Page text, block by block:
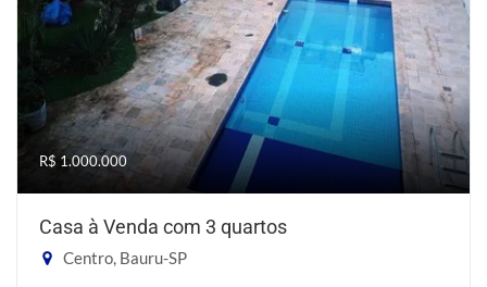
R$ 1.000.000
Casa à Venda com 3 quartos
Centro, Bauru-SP